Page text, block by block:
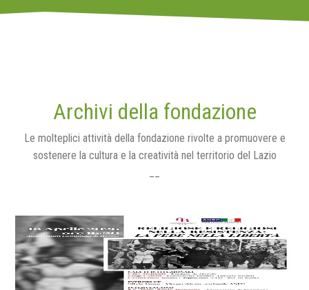
Archivi della fondazione
Le molteplici attività della fondazione rivolte a promuovere e
sostenere la cultura e la creatività nel territorio del Lazio